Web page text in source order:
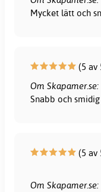
Mycket lätt och
(5 av
Om Skapamer.se:
Snabb och
(5 av
Om Skapamer.se: